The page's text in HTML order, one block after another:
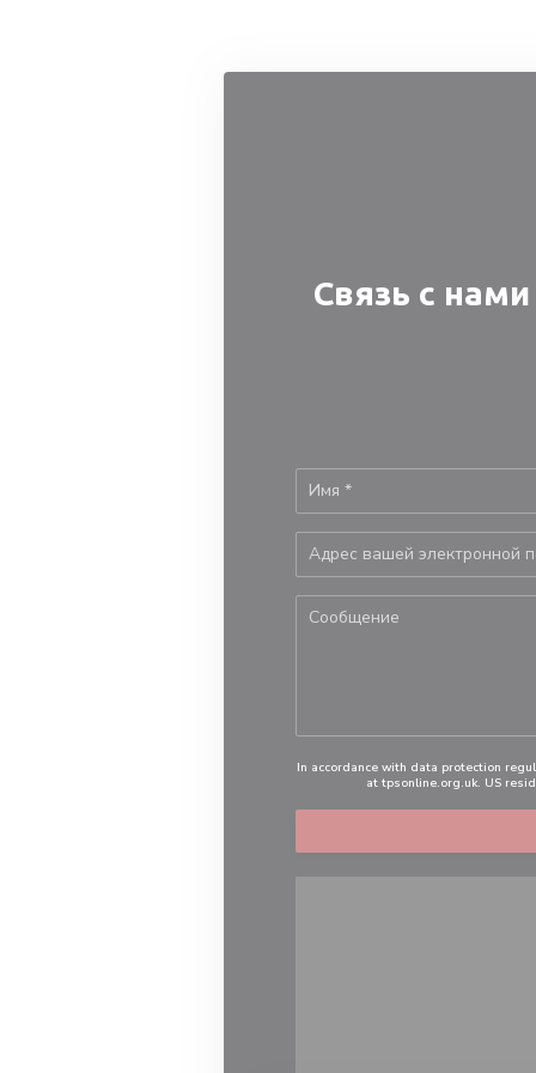
Связь с нами
In accordance with data protection
at tpsonline.org.uk. US